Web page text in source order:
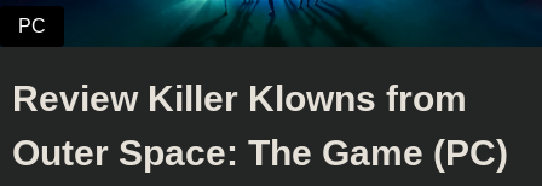
Review Killer Klowns from
Outer Space: The Game (PC)